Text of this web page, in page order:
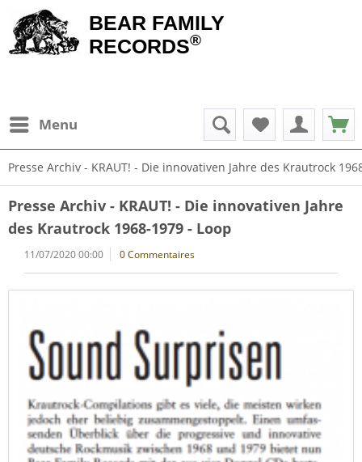
BEAR FAMILY
RECORDS®
Menu
Presse Archiv - KRAUT! - Die innovativen Jahre des Krautrock
Presse Archiv - KRAUT! - Die innovativen Jahre
des Krautrock 1968-1979 - Loop
11/07/2020 00:00 0 Commentaires